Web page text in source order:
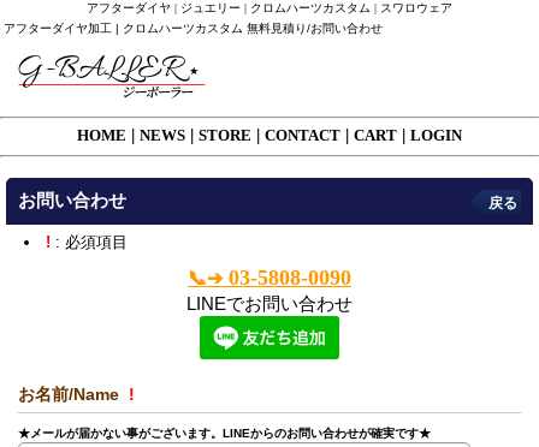
アフターダイヤ | ジュエリー | クロムハーツカスタム | スワロウェア
アフターダイヤ加工 | クロムハーツカスタム 無料見積り/お問い合わせ
HOME NEWS STORE CONTACT CART LOGIN
お問い合わせ 戻る
! : 必須項目
📞➔03-5808-0090
LINEでお問い合わせ
お名前/Name !
★メールが届かない事がございます。LINEからのお問い合わせが確実です★